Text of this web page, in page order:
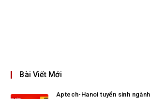
Bài Viết Mới
Aptech-Hanoi tuyển sinh